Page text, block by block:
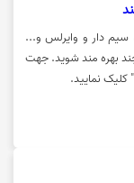
سیم دار و وایرلس و...
این چند بهره مند شوید. جهت
کلیک نمایید.